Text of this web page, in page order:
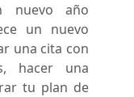
nuevo año
un nuevo
una cita con
hacer una
tu plan de